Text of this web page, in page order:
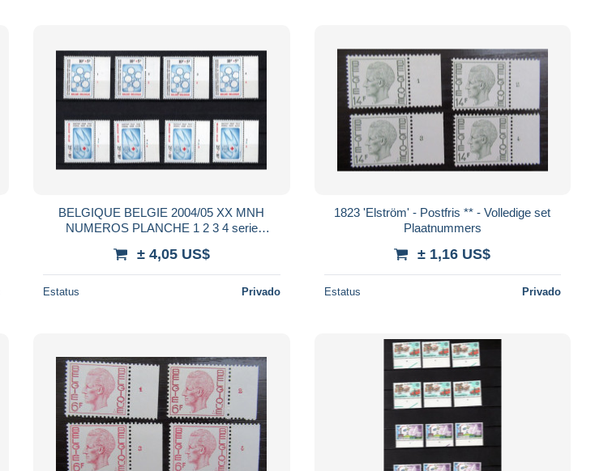
BELGIQUE BELGIE 2004/05 XX MNH
NUMEROS PLANCHE 1 2 3 4 serie
± 4,05 US$
Estatus Privado
1823 'Elström' - Postfris ** - Volledige set
Plaatnummers
± 1,16 US$
Estatus Privado